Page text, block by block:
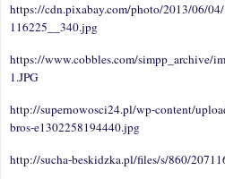
https://cdn.pixabay.com/photo/2013/06/
116225__340.jpg
https://www.cobbles.com/simpp_archive/
1.JPG
http://supernowosci24.pl/wp-content/
bros-e1302258194440.jpg
http://sucha-beskidzka.pl/files/s/860/